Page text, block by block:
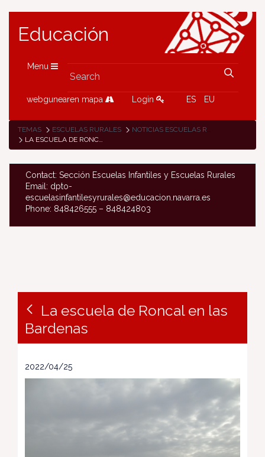
Educación
Menu
webgunearen mapa Login ES EU
TEMAS ESCUELAS RURALES
NOTICIAS ESCUELAS RURALES
LA ESCUELA DE RONCAL EN LAS BARDENAS
Contact: Sección Escuelas Infantiles y Escuelas Rurales
Email: dpto-
escuelasinfantilesyrurales@educacion.navarra.es
Phone: 848426555 – 848424803
La escuela de Roncal en las
Bardenas
2022/04/25